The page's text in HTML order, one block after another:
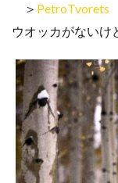
＞ PetroTvorets
ウオッカがないけ